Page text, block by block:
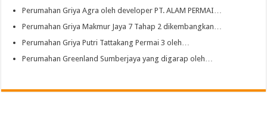
Perumahan Griya Agra oleh developer PT. ALAM PERMAI…
Perumahan Griya Makmur Jaya 7 Tahap 2 dikembangkan…
Perumahan Griya Putri Tattakang Permai 3 oleh…
Perumahan Greenland Sumberjaya yang digarap oleh…